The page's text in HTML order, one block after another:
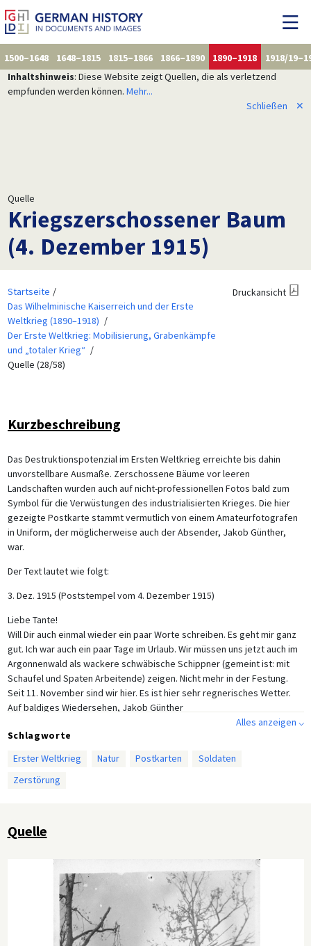
1500–1648 1648–1815 1815–1866 1866–1890 1890–1918
1918/
Inhaltshinweis: Diese Website zeigt Quellen, die als verletzend
empfunden werden können. Mehr...
Schließen
✕
Quelle
Kriegszerschossener Baum
(4. Dezember 1915)
Startseite
Das Wilhelminische Kaiserreich und der Erste
Weltkrieg (1890–1918)
Der Erste Weltkrieg: Mobilisierung, Grabenkämpfe
und „totaler Krieg“
Quelle (28/58)
Druckansicht
Kurzbeschreibung
Das Destruktionspotenzial im Ersten Weltkrieg erreichte bis dahin
unvorstellbare Ausmaße. Zerschossene Bäume vor leeren
Landschaften wurden auch auf nicht-professionellen Fotos bald zum
Symbol für die Verwüstungen des industrialisierten Krieges. Die hier
gezeigte Postkarte stammt vermutlich von einem Amateurfotografen
in Uniform, der möglicherweise auch der Absender, Jakob Günther,
war.
Der Text lautet wie folgt:
3. Dez. 1915 (Poststempel vom 4. Dezember 1915)
Liebe Tante!
Will Dir auch einmal wieder ein paar Worte schreiben. Es geht mir ganz
gut. Ich war auch ein paar Tage im Urlaub. Wir müssen uns jetzt auch im
Argonnenwald als wackere schwäbische Schippner (gemeint ist: mit
Schaufel und Spaten Arbeitende) zeigen. Nicht mehr in der Festung.
Seit 11. November sind wir hier. Es ist hier sehr regnerisches Wetter.
Auf baldiges Wiedersehen, Jakob Günther
Alles anzeigen ⌵
Schlagworte
Erster Weltkrieg
Natur Postkarten
Soldaten
Zerstörung
Quelle